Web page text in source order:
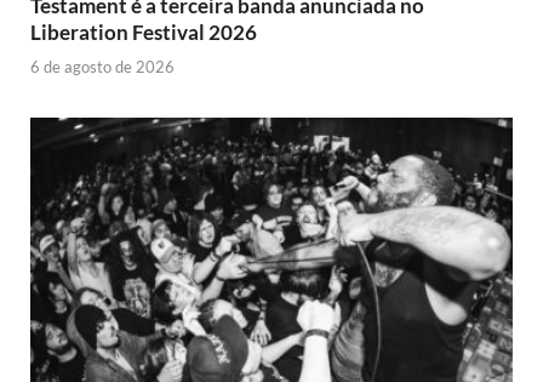
Testament é a terceira banda anunciada no
Liberation Festival 2026
6 de agosto de 2026